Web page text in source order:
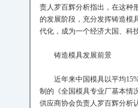
责人罗百辉分析指出，在这种
的发展阶段，充分发挥铸造模
代化，成为一个经济大国、科
铸造模具发展前景
近年来中国模具以平均15%
制的《全国模具专业厂基本情
供应商协会负责人罗百辉分析